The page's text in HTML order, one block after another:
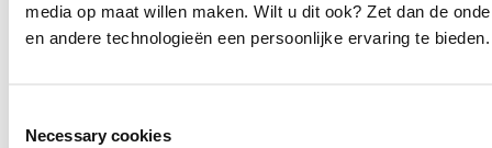
media op maat willen maken. Wilt u dit ook? Zet dan de
en andere technologieën een persoonlijke ervaring te bieden.
Necessary cookies